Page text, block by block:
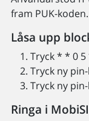
fram PUK-koden.
Låsa upp
Tryck * * 0
Tryck ny
Tryck ny
Ringa i